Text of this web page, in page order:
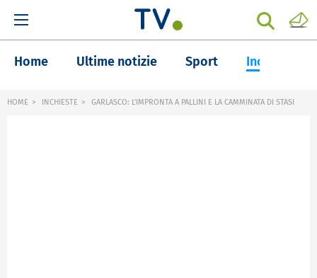
Home Ultime notizie Sport Inchieste
HOME INCHIESTE GARLASCO: L'IMPRONTA A PALLINI E LA CAMMINATA DI STASI